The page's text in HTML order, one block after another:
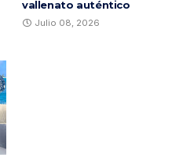
vallenato auténtico
Julio 08, 2026